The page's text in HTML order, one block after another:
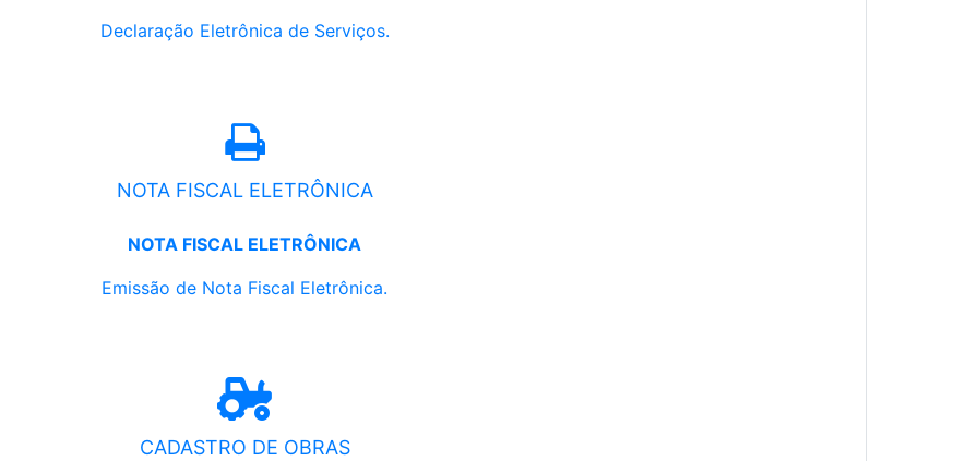
Declaração Eletrônica de Serviços.
NOTA FISCAL ELETRÔNICA
NOTA FISCAL ELETRÔNICA
Emissão de Nota Fiscal Eletrônica.
CADASTRO DE OBRAS